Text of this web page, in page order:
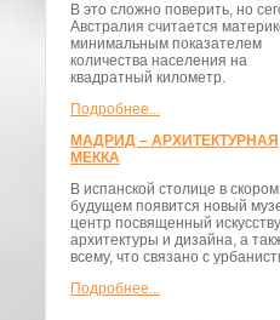
В это сложно поверить, но
Австралия считается
минимальным показателем
количества населения на
квадратный километр.
Подробнее...
МАДРИД – АРХИТЕКТУРНАЯ
МЕККА
В испанской столице в скором
будущем появится новый
центр посвященный искусству
архитектуры и дизайна, а
всему, что связано с
Подробнее...